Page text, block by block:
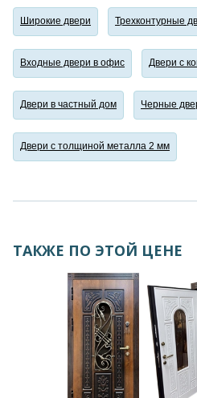
Широкие двери Трехконтурные
Входные двери в офис Двери с
Двери в частный дом Черные
Двери с толщиной металла 2 мм
ТАКЖЕ ПО ЭТОЙ ЦЕНЕ